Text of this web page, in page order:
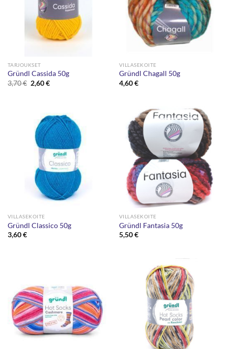
TARJOUKSET
Gründl Cassida 50g
3,70€ Alkuperäinen
hinta
2,60€Nykyinen
VILLASEKOITE
Gründl Chagall 50g
4,60€
VILLASEKOITE
Gründl Classico 50g
3,60€
VILLASEKOITE
Gründl Fantasia 50g
5,50€